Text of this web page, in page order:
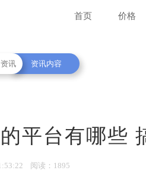
首页 价格
讯 资讯内容
平台有哪些
阅读：1895